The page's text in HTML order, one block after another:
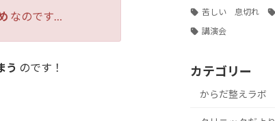
なのです…
う のです！
苦しい 息切れ
講演会
カテゴリー
からだ整えラボ